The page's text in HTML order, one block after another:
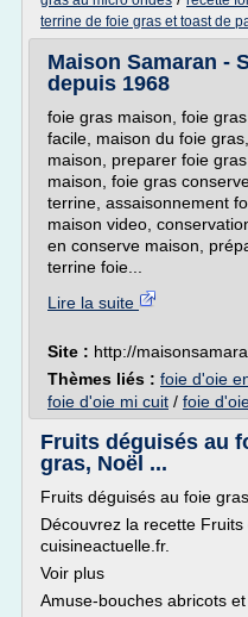
terrine de foie gras et toast de
Maison Samaran -
depuis 1968
foie gras maison, foie
facile, maison du foie
maison, preparer foie
maison, foie gras
terrine, assaisonnement
maison video,
en conserve maison,
terrine foie...
Lire la suite
Site : http://
Thèmes liés : foie d'oie
foie d'oie mi cuit / foie
Fruits déguisés au
gras, Noël ...
Fruits déguisés au foie gras
Découvrez la recette
cuisineactuelle.fr.
Voir plus
Amuse-bouches abricots